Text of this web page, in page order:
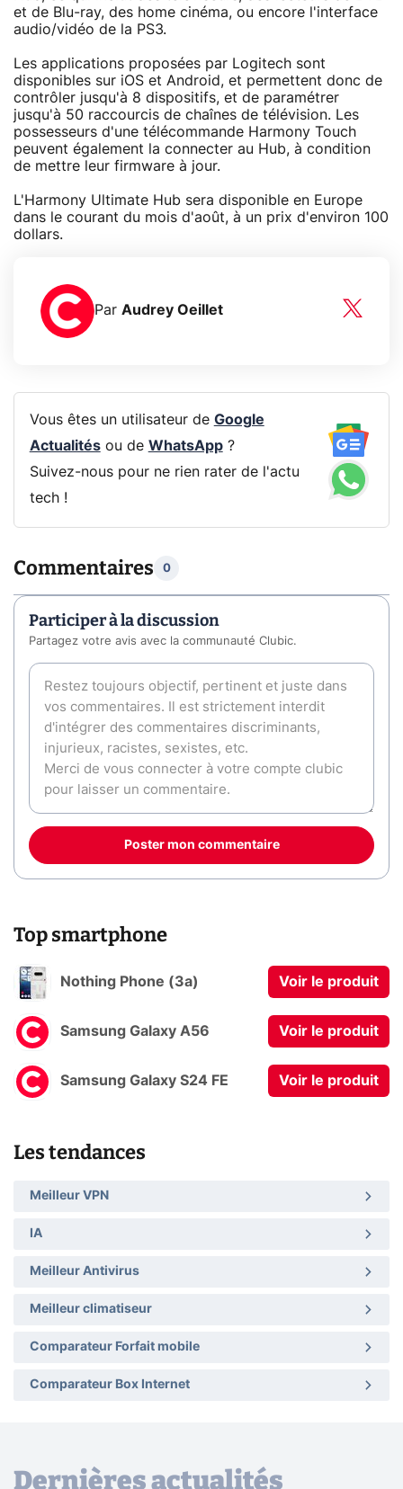
et de Blu-ray, des home cinéma, ou encore l'interface
audio/vidéo de la PS3.
Les applications proposées par Logitech sont
disponibles sur iOS et Android, et permettent donc de
contrôler jusqu'à 8 dispositifs, et de paramétrer
jusqu'à 50 raccourcis de chaînes de télévision. Les
possesseurs d'une télécommande Harmony Touch
peuvent également la connecter au Hub, à condition
de mettre leur firmware à jour.
L'Harmony Ultimate Hub sera disponible en Europe
dans le courant du mois d'août, à un prix d'environ 100
dollars.
Par Audrey Oeillet
Vous êtes un utilisateur de Google
Actualitésou de WhatsApp?
Suivez-nous pour ne rien rater de l'actu
tech !
Commentaires 0
Participer à la discussion
Partagez votre avis avec la communauté Clubic.
Poster mon commentaire
Top smartphone
Nothing Phone (3a) Voir le produit
Samsung Galaxy A56 Voir le produit
Samsung Galaxy S24 FE Voir le produit
Les tendances
Meilleur VPN
IA
Meilleur Antivirus
Meilleur climatiseur
Comparateur Forfait mobile
Comparateur Box Internet
Dernières actualités